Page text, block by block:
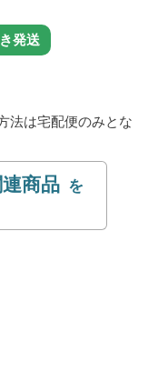
法は宅配便のみとな
商品